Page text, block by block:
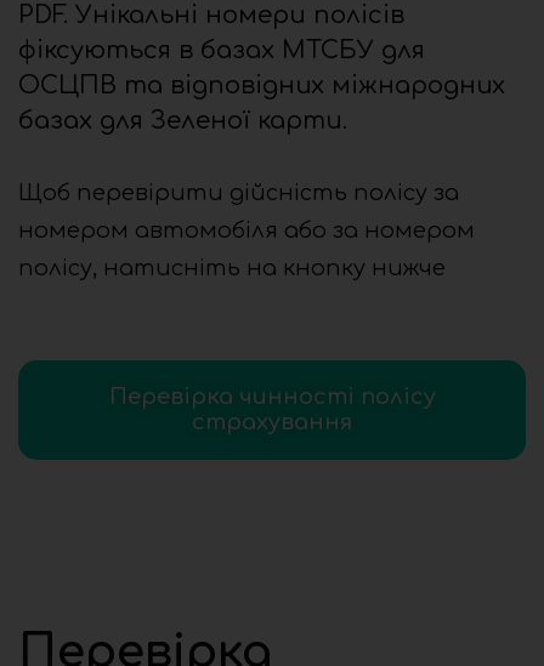
PDF. Унікальні номери полісів
фіксуються в базах МТСБУ для
ОСЦПВ та відповідних міжнародних
базах для Зеленої карти.
Щоб перевірити дійсність полісу за
номером автомобіля або за номером
полісу, натисніть на кнопку нижче
Перевірка чинності полісу
страхування
Перевірка